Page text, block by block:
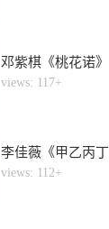
4views: 117+
5views: 112+